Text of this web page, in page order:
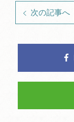
次の記事へ